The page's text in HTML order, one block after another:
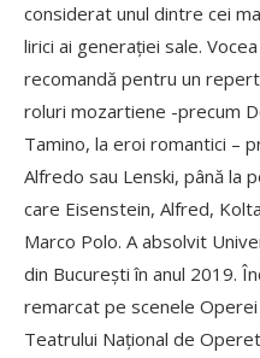
considerat unul dintre cei
lirici ai generației sale.
recomandă pentru un
roluri mozartiene -precum
Tamino, la eroi romantici –
Alfredo sau Lenski, până la
care Eisenstein, Alfred,
Marco Polo. A absolvit
din București în anul 2019.
remarcat pe scenele
Teatrului Național de